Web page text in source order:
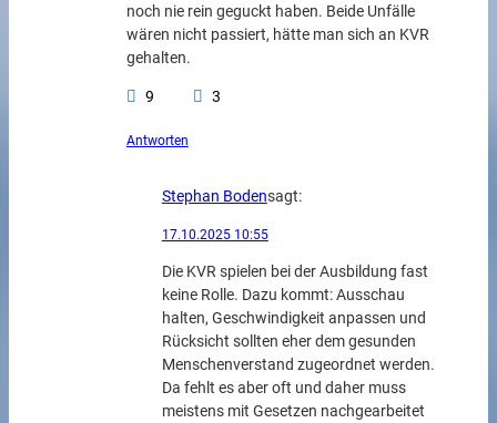
noch nie rein geguckt haben. Beide Unfälle
wären nicht passiert, hätte man sich an KVR
gehalten.
9 3
Antworten
Stephan Bodensagt:
17.10.2025 10:55
Die KVR spielen bei der Ausbildung fast
keine Rolle. Dazu kommt: Ausschau
halten, Geschwindigkeit anpassen und
Rücksicht sollten eher dem gesunden
Menschenverstand zugeordnet werden.
Da fehlt es aber oft und daher muss
meistens mit Gesetzen nachgearbeitet